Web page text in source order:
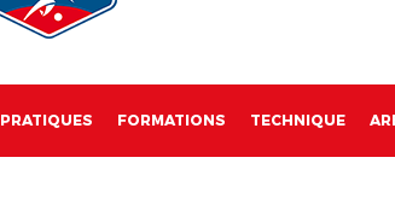
PRATIQUES FORMATIONS TECHNIQUE